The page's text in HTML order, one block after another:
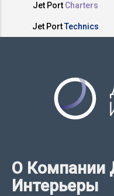
Jet Port Charters
Jet PortTechnics
О Компании
Интерьеры